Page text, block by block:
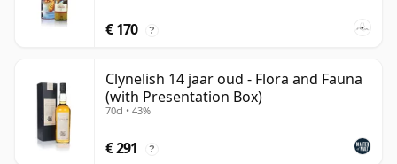
€ 170 ?
Clynelish 14 jaar oud - Flora and Fauna
(with Presentation Box)
70cl • 43%
€ 291 ?